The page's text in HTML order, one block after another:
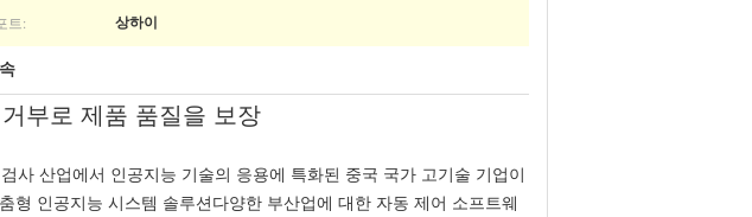
트: 상하이
부로 제품 품질을 보장
사 산업에서 인공지능 기술의 응용에 특화된 중국 국가 고기술 기업이
인공지능 시스템 솔루션다양한 부산업에 대한 자동 제어 소프트웨